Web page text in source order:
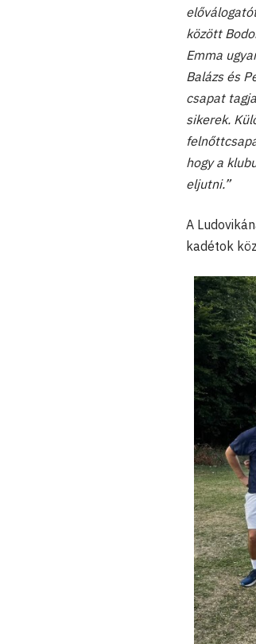
között
Emma
Balázs és
csapat
sikerek.
hogy a
eljutni.”
A
kadétok